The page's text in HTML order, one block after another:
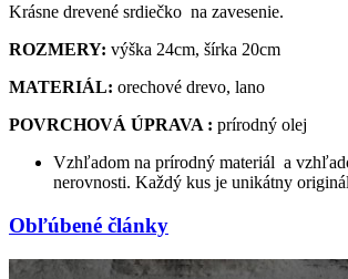
Krásne drevené srdiečko na zavesenie.
ROZMERY: výška 24cm, šírka 20cm
MATERIÁL: orechové drevo, lano
POVRCHOVÁ ÚPRAVA : prírodný olej
Vzhľadom na prírodný materiál a
nerovnosti. Každý kus je unikátny
Obľúbené články